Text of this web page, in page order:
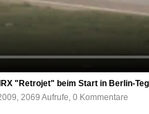
"Retrojet" beim Start in Berlin-
2069 Aufrufe, 0 Kommentare